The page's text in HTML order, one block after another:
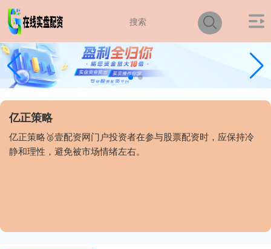
亿正策略
亿正策略🥈壹配资网门户投资者在参与股票配资时，应保持冷
静和理性，避免被市场情绪左右。